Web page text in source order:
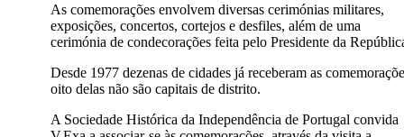
As comemorações envolvem diversas cerimónias militares,
exposições, concertos, cortejos e desfiles, além de uma
cerimónia de condecorações feita pelo Presidente da
Desde 1977 dezenas de cidades já receberam as
oito delas não são capitais de distrito.
A Sociedade Histórica da Independência de Portugal convida